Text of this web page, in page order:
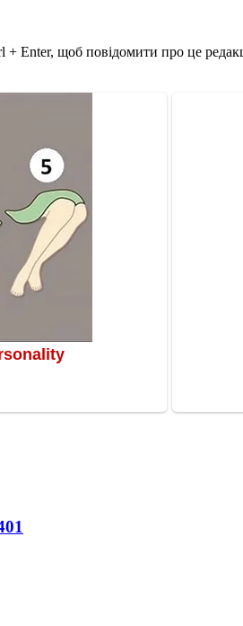
+ Enter, щоб повідомити про це